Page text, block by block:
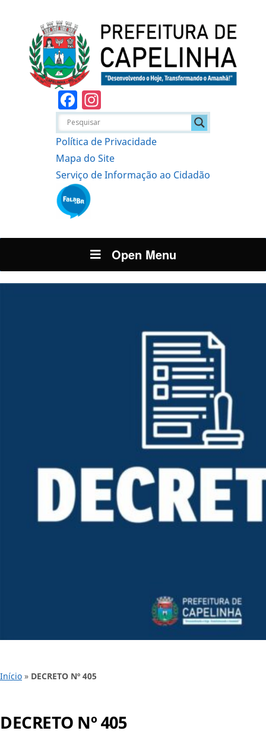
Facebook
Política de Privacidade
Mapa do Site
Serviço de Informação ao Cidadão
Open Menu
Início » DECRETO Nº 405
DECRETO Nº 405